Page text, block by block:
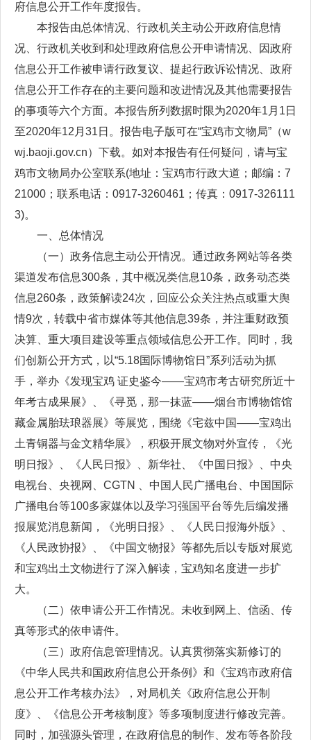
府信息公开工作年度报告。
本报告由总体情况、行政机关主动公开政府信息情
况、行政机关收到和处理政府信息公开申请情况、因政府
信息公开工作被申请行政复议、提起行政诉讼情况、政府
信息公开工作存在的主要问题和改进情况及其他需要报告
的事项等六个方面。本报告所列数据时限为2020年1月1日
至2020年12月31日。报告电子版可在“宝鸡市文物局”（w
wj.baoji.gov.cn）下载。如对本报告有任何疑问，请与宝
鸡市文物局办公室联系(地址：宝鸡市行政大道；邮编：7
21000；联系电话：0917-3260461；传真：0917-326111
3)。
一、总体情况
（一）政务信息主动公开情况。通过政务网站等各类
渠道发布信息300条，其中概况类信息10条，政务动态类
信息260条，政策解读24次，回应公众关注热点或重大舆
情9次，转载中省市媒体等其他信息39条，并注重财政预
决算、重大项目建设等重点领域信息公开工作。同时，我
们创新公开方式，以“5.18国际博物馆日”系列活动为抓
手，举办《发现宝鸡 证史鉴今——宝鸡市考古研究所近十
年考古成果展》、《寻觅，那一抹蓝——烟台市博物馆馆
藏金属胎珐琅器展》等展览，围绕《宅兹中国——宝鸡出
土青铜器与金文精华展》，积极开展文物对外宣传，《光
明日报》、《人民日报》、新华社、《中国日报》、中央
电视台、央视网、CGTN 、中国人民广播电台、中国国际
广播电台等100多家媒体以及学习强国平台等先后编发播
报展览消息新闻，《光明日报》、《人民日报海外版》、
《人民政协报》、《中国文物报》等都先后以专版对展览
和宝鸡出土文物进行了深入解读，宝鸡知名度进一步扩
大。
（二）依申请公开工作情况。未收到网上、信函、传
真等形式的依申请件。
（三）政府信息管理情况。认真贯彻落实新修订的
《中华人民共和国政府信息公开条例》和《宝鸡市政府信
息公开工作考核办法》，对局机关《政府信息公开制
度》、《信息公开考核制度》等多项制度进行修改完善。
同时，加强源头管理，在政府信息的制作、发布等各阶段